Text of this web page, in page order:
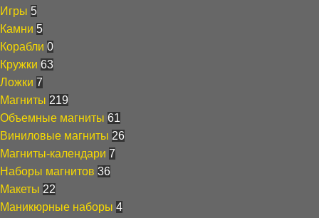
Игры 5
Камни 5
Корабли 0
Кружки 63
Ложки 7
Магниты 219
Объемные магниты 61
Виниловые магниты 26
Магниты-календари 7
Наборы магнитов 36
Макеты 22
Маникюрные наборы 4